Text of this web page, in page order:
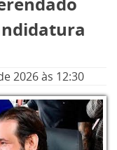
2026às 12:30